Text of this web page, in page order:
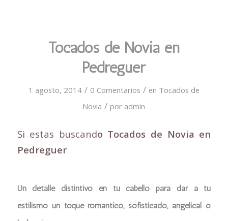
Tocados de Novia en
Pedreguer
1 agosto, 2014 / 0 Comentarios / en Tocados de
Novia / por admin
Si estas buscando Tocados de Novia en
Pedreguer
Un detalle distintivo en tu cabello para dar a tu
estilismo un toque romántico, sofisticado, angelical o